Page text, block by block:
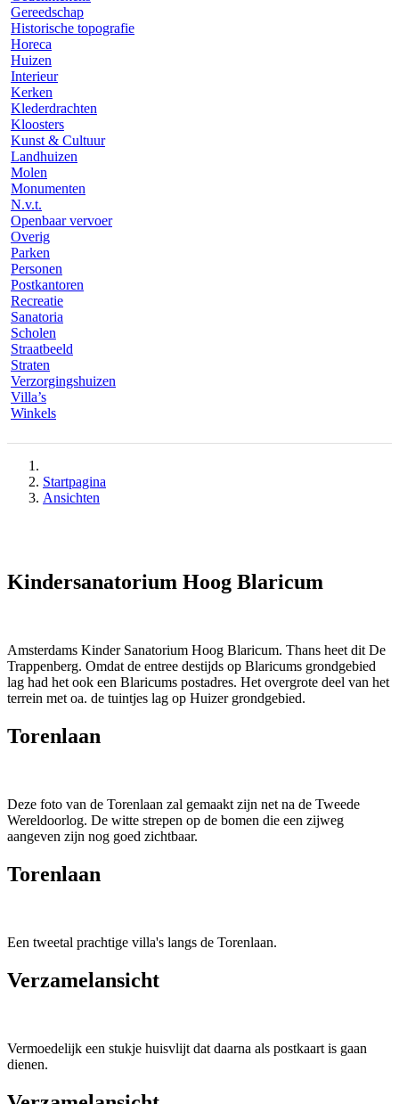
Gereedschap
Historische topografie
Horeca
Huizen
Interieur
Kerken
Klederdrachten
Kloosters
Kunst & Cultuur
Landhuizen
Molen
Monumenten
N.v.t.
Openbaar vervoer
Overig
Parken
Personen
Postkantoren
Recreatie
Sanatoria
Scholen
Straatbeeld
Straten
Verzorgingshuizen
Villa’s
Winkels
Startpagina
Ansichten
Kindersanatorium Hoog Blaricum
Amsterdams Kinder Sanatorium Hoog Blaricum. Thans heet dit De
Trappenberg. Omdat de entree destijds op Blaricums grondgebied
lag had het ook een Blaricums postadres. Het overgrote deel van het
terrein met oa. de tuintjes lag op Huizer grondgebied.
Torenlaan
Deze foto van de Torenlaan zal gemaakt zijn net na de Tweede
Wereldoorlog. De witte strepen op de bomen die een zijweg
aangeven zijn nog goed zichtbaar.
Torenlaan
Een tweetal prachtige villa's langs de Torenlaan.
Verzamelansicht
Vermoedelijk een stukje huisvlijt dat daarna als postkaart is gaan
dienen.